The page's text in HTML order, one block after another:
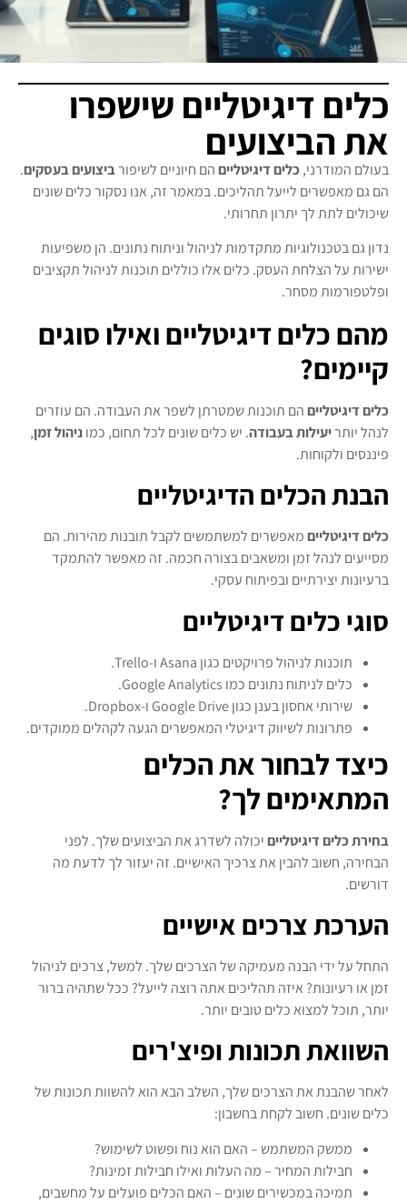
כלים דיגיטליים שישפרו
את הביצועים
בעולם המודרני, כלים דיגיטלייםהם חיוניים לשיפורביצועים בעסקים.
הם גם מאפשרים לייעל תהליכים. במאמר זה, אנו נסקור כלים שונים
שיכולים לתת לך יתרון תחרותי.
נדון גם בטכנולוגיות מתקדמות לניהול וניתוח נתונים. הן משפיעות
ישירות על הצלחת העסק. כלים אלו כוללים תוכנות לניהול תקציבים
ופלטפורמות מסחר.
מהם כלים דיגיטליים ואילו סוגים
קיימים?
כלים דיגיטלייםהם תוכנות שמטרתן לשפר את העבודה. הם עוזרים
לנהל יותריעילות בעבודה. יש כלים שונים לכל תחום, כמוניהול זמן,
פיננסים ולקוחות.
הבנת הכלים הדיגיטליים
כלים דיגיטלייםמאפשרים למשתמשים לקבל תובנות מהירות. הם
מסייעים לנהל זמן ומשאבים בצורה חכמה. זה מאפשר להתמקד
ברעיונות יצירתיים ובפיתוח עסקי.
סוגי כלים דיגיטליים
תוכנות לניהול פרויקטים כגון Asana ו-Trello.
כלים לניתוח נתונים כמו Google Analytics.
שירותי אחסון בענן כגון Google Drive ו-Dropbox.
פתרונות לשיווק דיגיטלי המאפשרים הגעה לקהלים ממוקדים.
כיצד לבחור את הכלים
המתאימים לך?
בחירת כלים דיגיטלייםיכולה לשדרג את הביצועים שלך. לפני
הבחירה, חשוב להבין את צרכיך האישיים. זה יעזור לך לדעת מה
דורשים.
הערכת צרכים אישיים
התחל על ידי הבנה מעמיקה של הצרכים שלך. למשל, צרכים לניהול
זמן או רעיונות? איזה תהליכים אתה רוצה לייעל? ככל שתהיה ברור
יותר, תוכל למצוא כלים טובים יותר.
השוואת תכונות ופיצ'רים
לאחר שהבנת את הצרכים שלך, השלב הבא הוא להשוות תכונות של
כלים שונים. חשוב לקחת בחשבון:
ממשק המשתמש – האם הוא נוח ופשוט לשימוש?
חבילות המחיר – מה העלות ואילו חבילות זמינות?
תמיכה במכשירים שונים – האם הכלים פועלים על מחשבים,